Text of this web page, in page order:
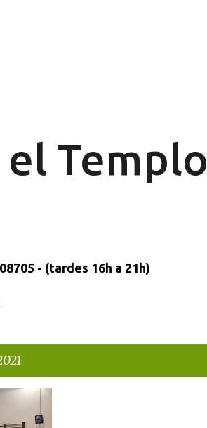
Templo
- (tardes 16h a 21h)